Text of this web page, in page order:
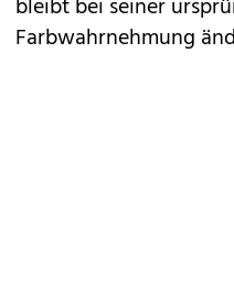
bleibt bei seiner
Farbwahrnehmung